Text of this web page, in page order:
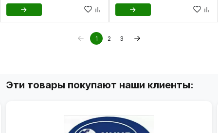
1 2 3
Эти товары покупают наши клиенты: